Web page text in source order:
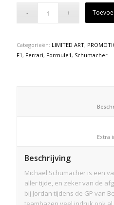
Categorieën: LIMITED ART,
F1 , Ferrari, Formule1 , Schumacher
Beschrijving
Michael Schumacher is een
aller tijde, en zeker van de
bij Jordan tijdens de GP van